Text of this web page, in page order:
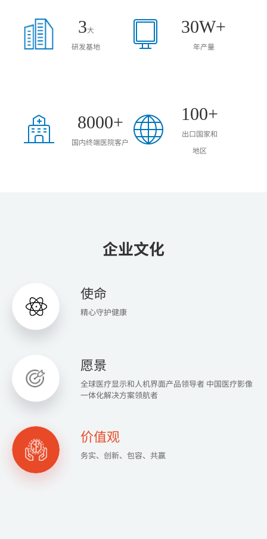
3大
研发基地
30W+
年产量
8000+
国内终端医院客户
100+
出口国家和
地区
企业文化
使命
精心守护健康
愿景
全球医疗显示和人机界面产品领导者 中国医疗影像
一体化解决方案领航者
价值观
务实、创新、包容、共赢